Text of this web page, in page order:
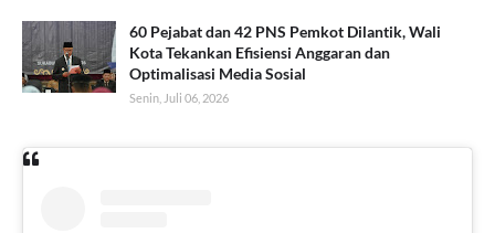
60 Pejabat dan 42 PNS Pemkot Dilantik, Wali
Kota Tekankan Efisiensi Anggaran dan
Optimalisasi Media Sosial
Senin, Juli 06, 2026